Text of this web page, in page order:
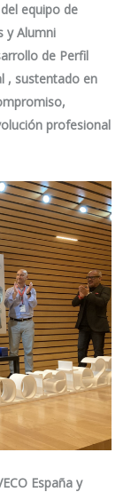
equipo de
y Alumni
de Perfil
, sustentado en
profesional
España y